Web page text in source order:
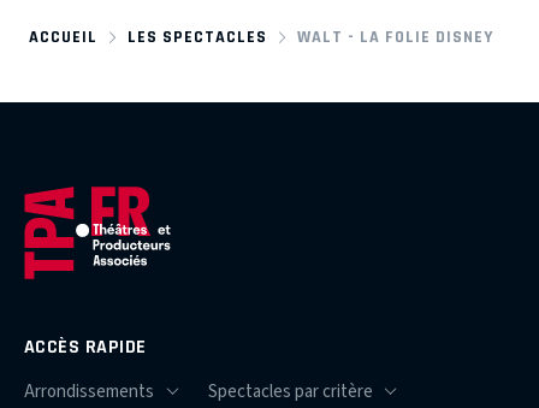
ACCUEIL LES SPECTACLES WALT - LA FOLIE DISNEY
ACCÈS RAPIDE